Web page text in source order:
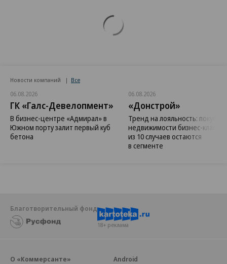
Новости компаний Все
06.08.2026
ГК «Галс-Девелопмент»
В бизнес-центре «Адмирал» в
Южном порту залит первый куб
бетона
06.08.2026
«Донстрой»
Тренд на лояльность:
недвижимости бизнес-класса
из 10 случаев остаются
в сегменте
Благотворительный фонд
18+ реклама
О «Коммерсанте»
Android